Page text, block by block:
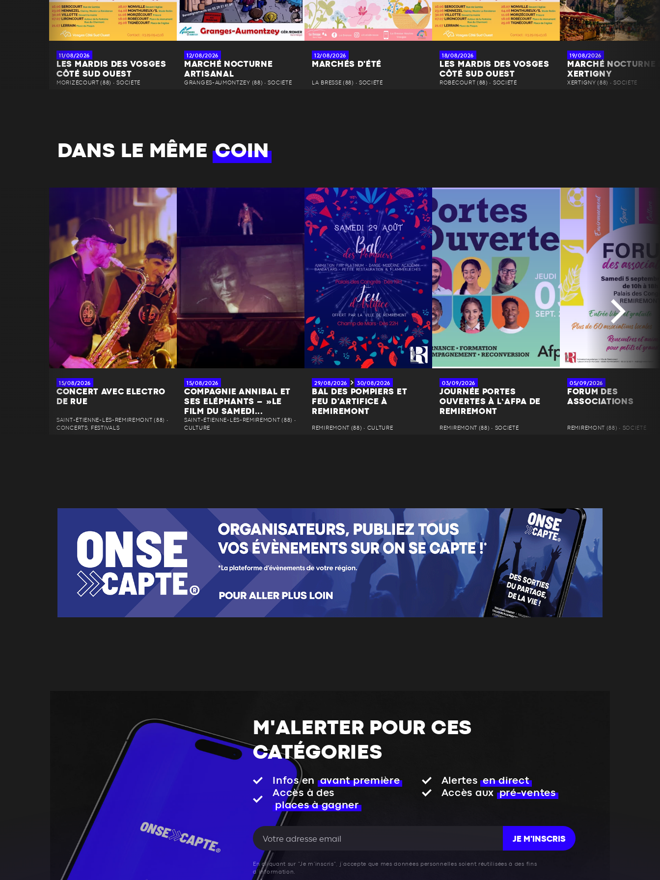
11/08/2026
LES MARDIS DES VOSGES
CÔTÉ SUD OUEST
MORIZÉCOURT (88) • SOCIÉTÉ
12/08/2026
MARCHÉ NOCTURNE
ARTISANAL
GRANGES-AUMONTZEY (88) • SOCIÉTÉ
12/08/2026
MARCHÉS D'ÉTÉ
LA BRESSE (88) • SOCIÉTÉ
18/08/2026
LES MARDIS DES VOSGES
CÔTÉ SUD OUEST
ROBÉCOURT (88) • SOCIÉTÉ
19/08/2026
MARCHÉ NOCTURNE
XERTIGNY
XERTIGNY (88) • SOCIÉTÉ
DANS LE MÊMECOIN
15/08/2026
CONCERT AVEC ELECTRO
DE RUE
SAINT-ÉTIENNE-LÈS-REMIREMONT (88) •
CONCERTS, FESTIVALS
15/08/2026
COMPAGNIE ANNIBAL ET
SES ELÉPHANTS – »LE
FILM DU SAMEDI...
SAINT-ÉTIENNE-LÈS-REMIREMONT (88) •
CULTURE
29/08/2026 30/08/2026
BAL DES POMPIERS ET
FEU D'ARTIFICE À
REMIREMONT
REMIREMONT (88) • CULTURE
03/09/2026
JOURNÉE PORTES
OUVERTES À L’AFPA DE
REMIREMONT
REMIREMONT (88) • SOCIÉTÉ
05/09/2026
FORUM DES
ASSOCIATIONS
REMIREMONT (88) • SOCIÉTÉ
M'ALERTER POUR CES
CATÉGORIES
Infos en avant première Alertes en direct
Accès à des
places à gagner
Accès aux pré-ventes
JE M'INSCRIS
En cliquant sur "Je m'inscris", j’accepte que mes données personnelles soient réutilisées à des fins
d’information.